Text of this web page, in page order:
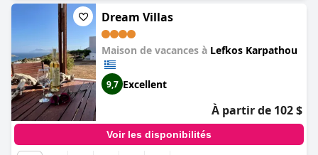
Dream Villas
Maison de vacances à Lefkos Karpathou
9,7 Excellent
À partir de 102 $
Voir les disponibilités